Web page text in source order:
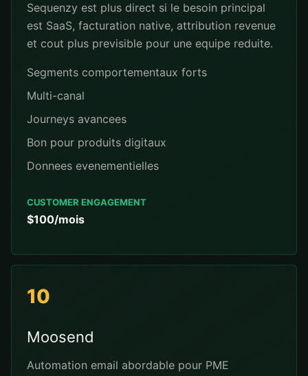
Sequenzy est plus direct si le besoin principal
est SaaS, facturation native, attribution revenue
et cout plus previsible pour une equipe reduite.
Segments comportementaux forts
Multi-canal
Journeys avancees
Bon pour produits digitaux
Donnees evenementielles
CUSTOMER ENGAGEMENT
$100/mois
10
Moosend
Automation email abordable pour PME